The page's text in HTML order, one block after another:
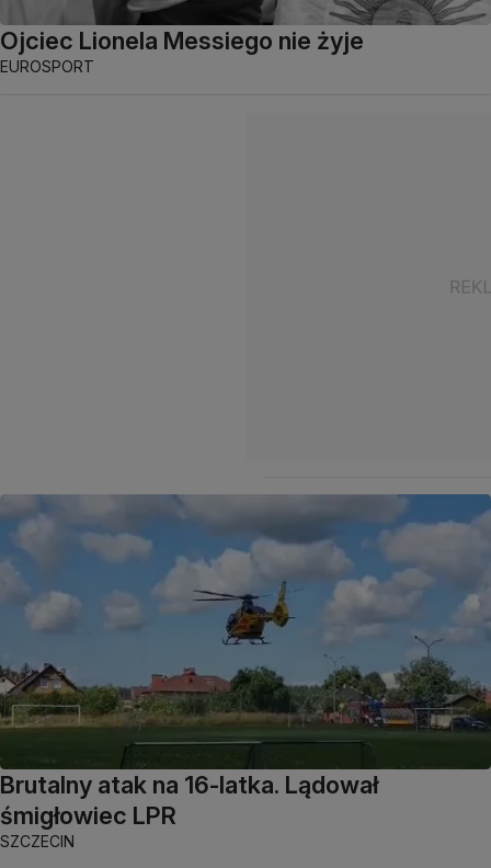
Ojciec Lionela Messiego nie żyje
EUROSPORT
Brutalny atak na 16-latka. Lądował
śmigłowiec LPR
SZCZECIN